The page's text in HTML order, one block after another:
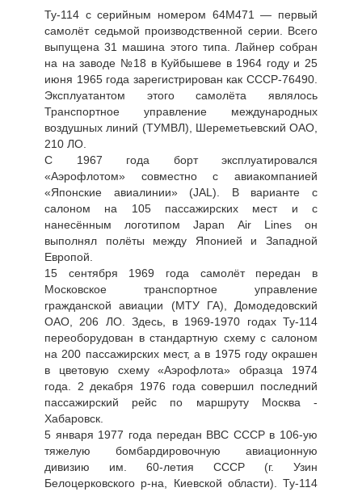
Ту-114 с серийным номером 64М471 — первый
самолёт седьмой производственной серии. Всего
выпущена 31 машина этого типа. Лайнер собран
на на заводе №18 в Куйбышеве в 1964 году и 25
июня 1965 года зарегистрирован как СССР-76490.
Эксплуатантом этого самолёта являлось
Транспортное управление международных
воздушных линий (ТУМВЛ), Шереметьевский ОАО,
210 ЛО.
С 1967 года борт эксплуатировался
«Аэрофлотом» совместно с авиакомпанией
«Японские авиалинии» (JAL). В варианте с
салоном на 105 пассажирских мест и с
нанесённым логотипом Japan Air Lines он
выполнял полёты между Японией и Западной
Европой.
15 сентября 1969 года самолёт передан в
Московское транспортное управление
гражданской авиации (МТУ ГА), Домодедовский
ОАО, 206 ЛО. Здесь, в 1969-1970 годах Ту-114
переоборудован в стандартную схему с салоном
на 200 пассажирских мест, а в 1975 году окрашен
в цветовую схему «Аэрофлота» образца 1974
года. 2 декабря 1976 года совершил последний
пассажирский рейс по маршруту Москва -
Хабаровск.
5 января 1977 года передан ВВС СССР в 106-ую
тяжелую бомбардировочную авиационную
дивизию им. 60-летия СССР (г. Узин
Белоцерковского р-на, Киевской области). Ту-114